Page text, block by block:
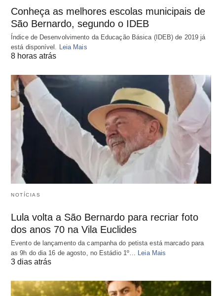
Conheça as melhores escolas municipais de
São Bernardo, segundo o IDEB
Índice de Desenvolvimento da Educação Básica (IDEB) de 2019 já
está disponível. Leia Mais
8 horas atrás
NOTÍCIAS
Lula volta a São Bernardo para recriar foto
dos anos 70 na Vila Euclides
Evento de lançamento da campanha do petista está marcado para
as 9h do dia 16 de agosto, no Estádio 1º…
Leia Mais
3 dias atrás